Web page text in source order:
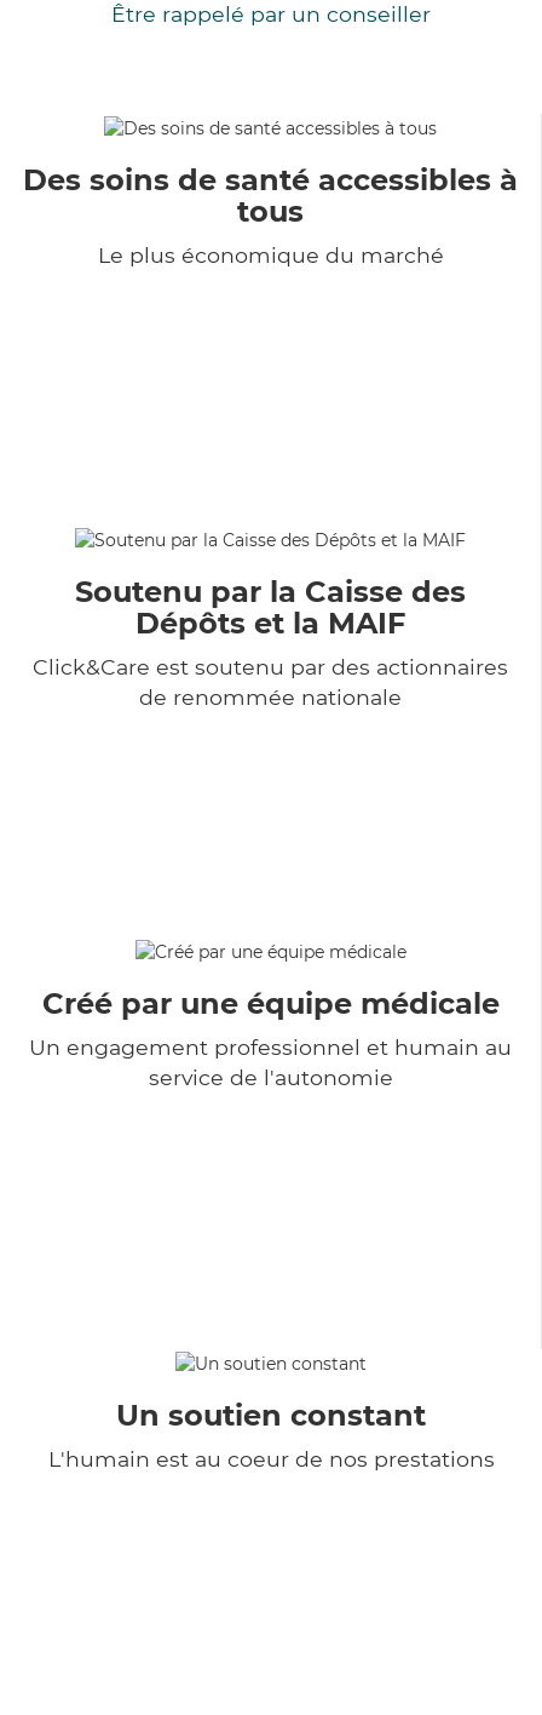
Être rappelé par un conseiller
Des soins de santé accessibles à
tous
Le plus économique du marché
Soutenu par la Caisse des
Dépôts et la MAIF
Click&Care est soutenu par des actionnaires
de renommée nationale
Créé par une équipe médicale
Un engagement professionnel et humain au
service de l'autonomie
Un soutien constant
L'humain est au coeur de nos prestations